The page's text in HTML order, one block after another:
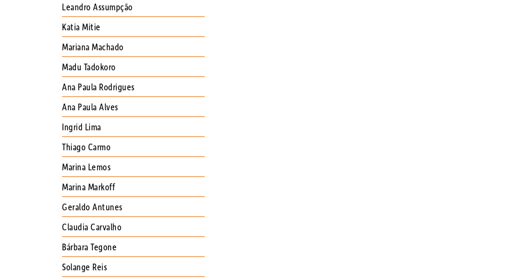
Leandro Assumpção
Katia Mitie
Mariana Machado
Madu Tadokoro
Ana Paula Rodrigues
Ana Paula Alves
Ingrid Lima
Thiago Carmo
Marina Lemos
Marina Markoff
Geraldo Antunes
Claudia Carvalho
Bárbara Tegone
Solange Reis